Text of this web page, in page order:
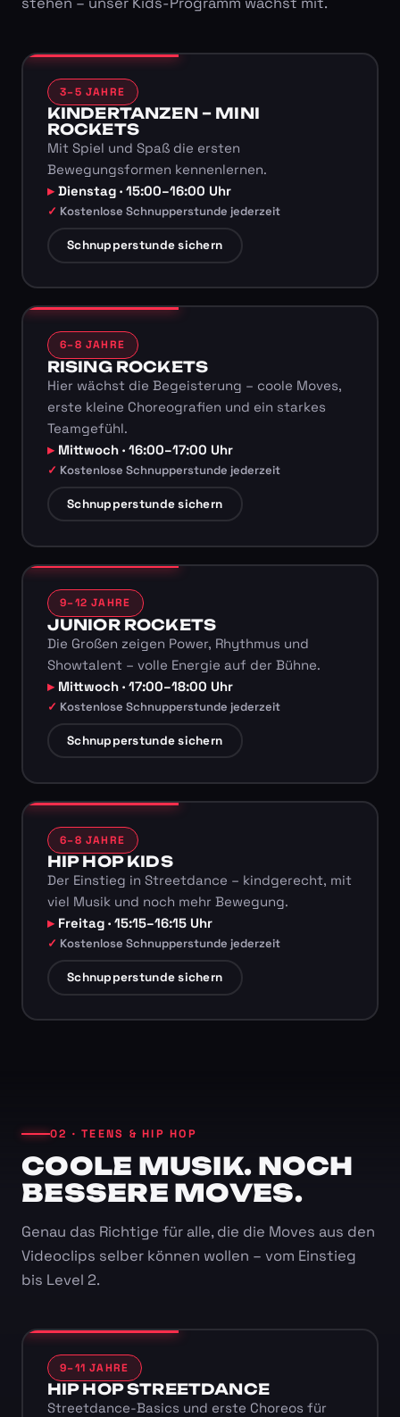
3–5 JAHRE
KINDERTANZEN – MINI
ROCKETS
Mit Spiel und Spaß die ersten
Bewegungsformen kennenlernen.
Dienstag · 15:00–16:00 Uhr
Kostenlose Schnupperstunde jederzeit
Schnupperstunde sichern
6–8 JAHRE
RISING ROCKETS
Hier wächst die Begeisterung – coole Moves,
erste kleine Choreografien und ein starkes
Teamgefühl.
Mittwoch · 16:00–17:00 Uhr
Kostenlose Schnupperstunde jederzeit
Schnupperstunde sichern
9–12 JAHRE
JUNIOR ROCKETS
Die Großen zeigen Power, Rhythmus und
Showtalent – volle Energie auf der Bühne.
Mittwoch · 17:00–18:00 Uhr
Kostenlose Schnupperstunde jederzeit
Schnupperstunde sichern
6–8 JAHRE
HIP HOP KIDS
Der Einstieg in Streetdance – kindgerecht, mit
viel Musik und noch mehr Bewegung.
Freitag · 15:15–16:15 Uhr
Kostenlose Schnupperstunde jederzeit
Schnupperstunde sichern
02 · TEENS & HIP HOP
COOLE MUSIK. NOCH
BESSERE MOVES.
Genau das Richtige für alle, die die Moves aus den
Videoclips selber können wollen – vom Einstieg
bis Level 2.
9–11 JAHRE
HIP HOP STREETDANCE
Streetdance-Basics und erste Choreos für